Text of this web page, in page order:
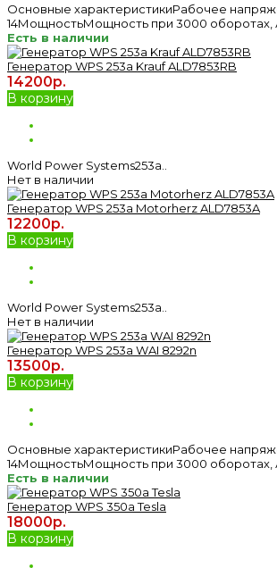
Основные характеристикиРабочее
14МощностьМощность при 3000 оборотах, А
Есть в наличии
Генератор WPS 253а Krauf ALD7853RB
14200р.
В корзину
World Power Systems253a..
Нет в наличии
Генератор WPS 253а Motorherz ALD7853A
12200р.
В корзину
World Power Systems253a..
Нет в наличии
Генератор WPS 253а WAI 8292n
13500р.
В корзину
Основные характеристикиРабочее
14МощностьМощность при 3000 оборотах, А
Есть в наличии
Генератор WPS 350a Tesla
18000р.
В корзину